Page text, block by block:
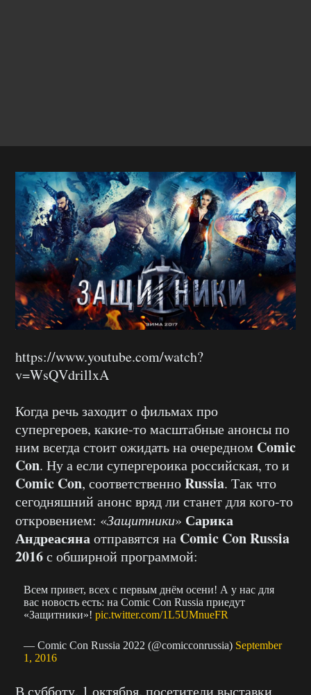
https://www.youtube.com/watch?
v=WsQVdrillxA
Когда речь заходит о фильмах про
супергероев, какие-то масштабные анонсы по
ним всегда стоит ожидать на очередном Comic
Con. Ну а если супергероика российская, то и
Comic Con, соответственноRussia. Так что
сегодняшний анонс вряд ли станет для кого-то
откровением: «Защитники» Сарика
Андреасянаотправятся на Comic Con Russia
2016с обширной программой:
Всем привет, всех с первым днём осени! А у нас для
вас новость есть: на Comic Con Russia приедут
«Защитники»!pic.twitter.com/1L5UMnueFR
— Comic Con Russia 2022 (@comicconrussia) September
1, 2016